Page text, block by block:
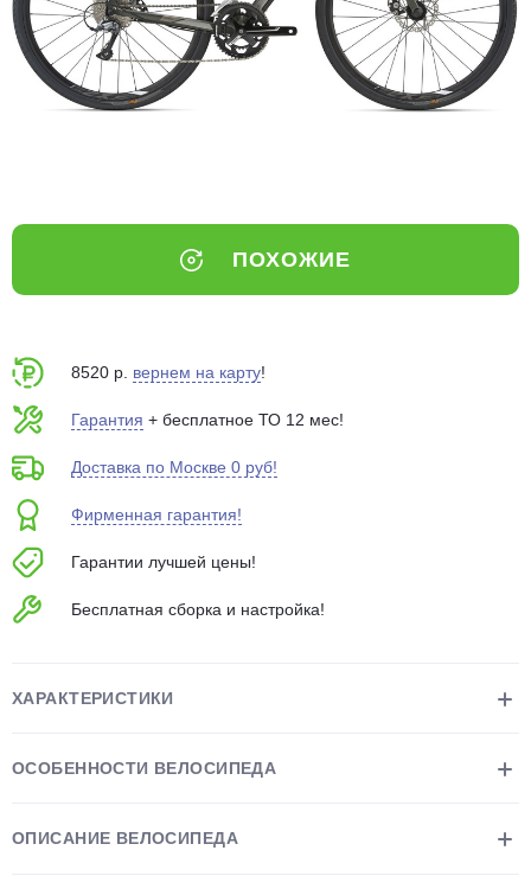
ПОХОЖИЕ
8520 р. вернем на карту!
Гарантия + бесплатное ТО 12 мес!
Доставка по Москве 0 руб!
Фирменная гарантия!
Гарантии лучшей цены!
Бесплатная сборка и настройка!
ХАРАКТЕРИСТИКИ
ОСОБЕННОСТИ ВЕЛОСИПЕДА
ОПИСАНИЕ ВЕЛОСИПЕДА
в корзину
Оплачивайте сегодня только
выбранный способом
Оставшиеся75% будут
Подробнее
Остались вопросы?